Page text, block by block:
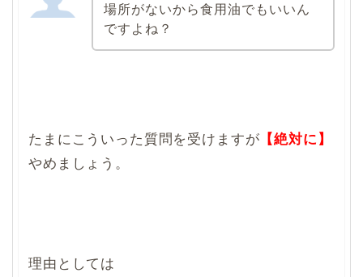
場所がないから食用油でもいいん
ですよね？
たまにこういった質問を受けますが 【絶対に】
やめましょう。
理由としては